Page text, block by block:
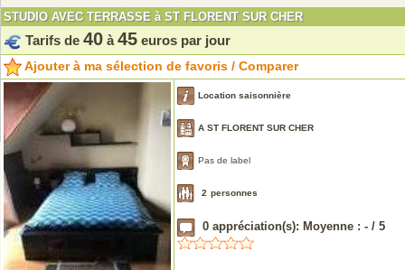
STUDIO AVEC TERRASSE à ST FLORENT SUR CHER
Tarifs de 40 à 45 euros par jour
Ajouter à ma sélection de favoris / Comparer
Location saisonnière
A ST FLORENT SUR CHER
Pas de label
2 personnes
0 appréciation(s): Moyenne : - / 5